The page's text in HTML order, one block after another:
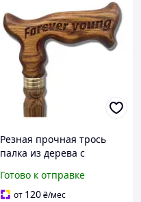
Резная прочная трось
палка из дерева с
пожилых людей
инвалидов и для имиджа
Готово к отправке
от 120₴/мес